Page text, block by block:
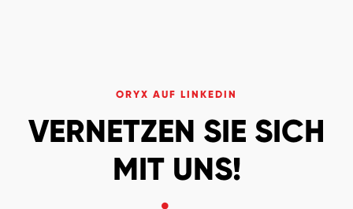
ORYX AUF LINKEDIN
VERNETZEN SIE SICH
MIT UNS!